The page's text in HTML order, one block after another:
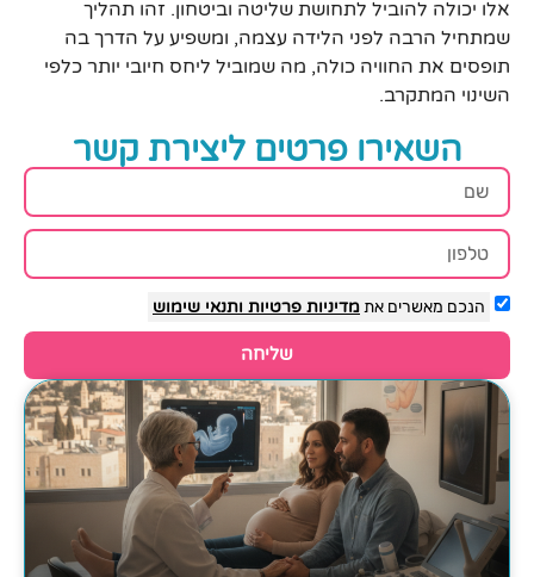
אלו יכולה להוביל לתחושת שליטה וביטחון. זהו תהליך
שמתחיל הרבה לפני הלידה עצמה, ומשפיע על הדרך בה
תופסים את החוויה כולה, מה שמוביל ליחס חיובי יותר כלפי
השינוי המתקרב.
השאירו פרטים ליצירת קשר
הנכם מאשרים אתמדיניות פרטיות ותנאי שימוש
שליחה